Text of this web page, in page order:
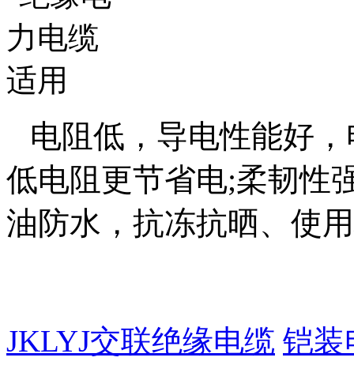
电阻低，导电性能好
低电阻更节省电;柔韧性
油防水，抗冻抗晒、使
JKLYJ交联绝缘电缆 铠装